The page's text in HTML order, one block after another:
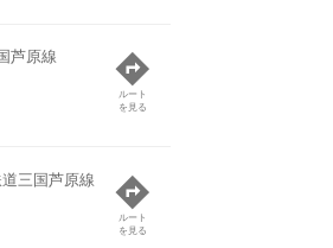
芦原線
ルート
を見る
三国芦原線
ルート
を見る